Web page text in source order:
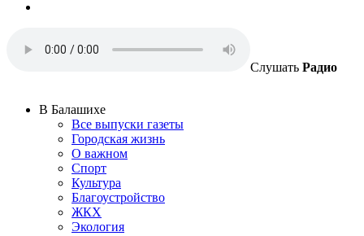
Слушать Радио
В Балашихе
Все выпуски газеты
Городская жизнь
О важном
Спорт
Культура
Благоустройство
ЖКХ
Экология